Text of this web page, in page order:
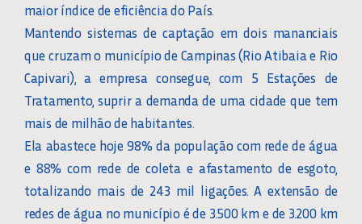
maior índice de eficiência do País.
Mantendo sistemas de captação em dois mananciais
que cruzam o município de Campinas (Rio Atibaia e Rio
Capivari), a empresa consegue, com 5 Estações de
Tratamento, suprir a demanda de uma cidade que tem
mais de milhão de habitantes.
Ela abastece hoje 98% da população com rede de água
e 88% com rede de coleta e afastamento de esgoto,
totalizando mais de 243 mil ligações. A extensão de
redes de água no município é de 3.500 km e de 3.200 km